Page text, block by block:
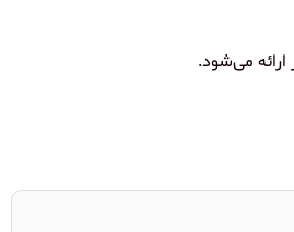
ارائه می‌شود.